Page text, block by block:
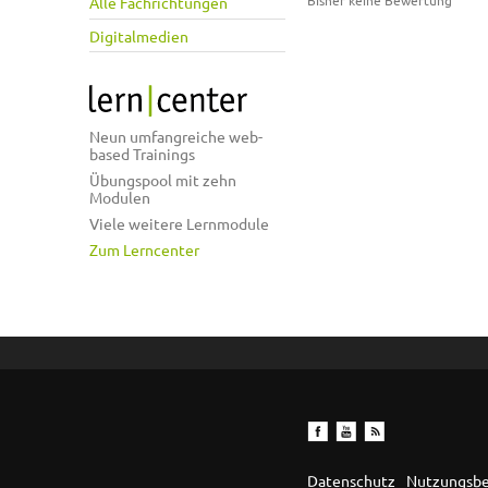
Digitalmedien
Neun umfangreiche web-
based Trainings
Übungspool mit zehn
Modulen
Viele weitere Lernmodule
Zum Lerncenter
Datenschutz